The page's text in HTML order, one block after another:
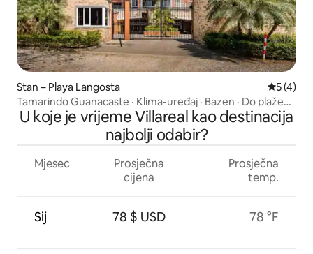
Stan – Playa Langosta
5 (4)
Tamarindo Guanacaste · Klima-uređaj · Bazen · Do plaže
možete doći pješice
U koje je vrijeme Villareal kao destinacija
najbolji odabir?
Mjesec
Sij
Prosječna
cijena
78 $ USD
Prosječna
temp.
78 °F